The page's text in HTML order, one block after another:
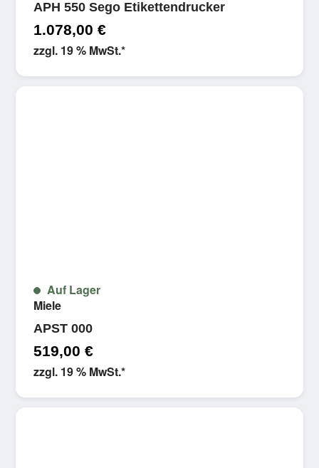
APH 550 Sego Etikettendrucker
1.078,00 €
zzgl. 19 % MwSt.*
Auf Lager
Miele
APST 000
519,00 €
zzgl. 19 % MwSt.*